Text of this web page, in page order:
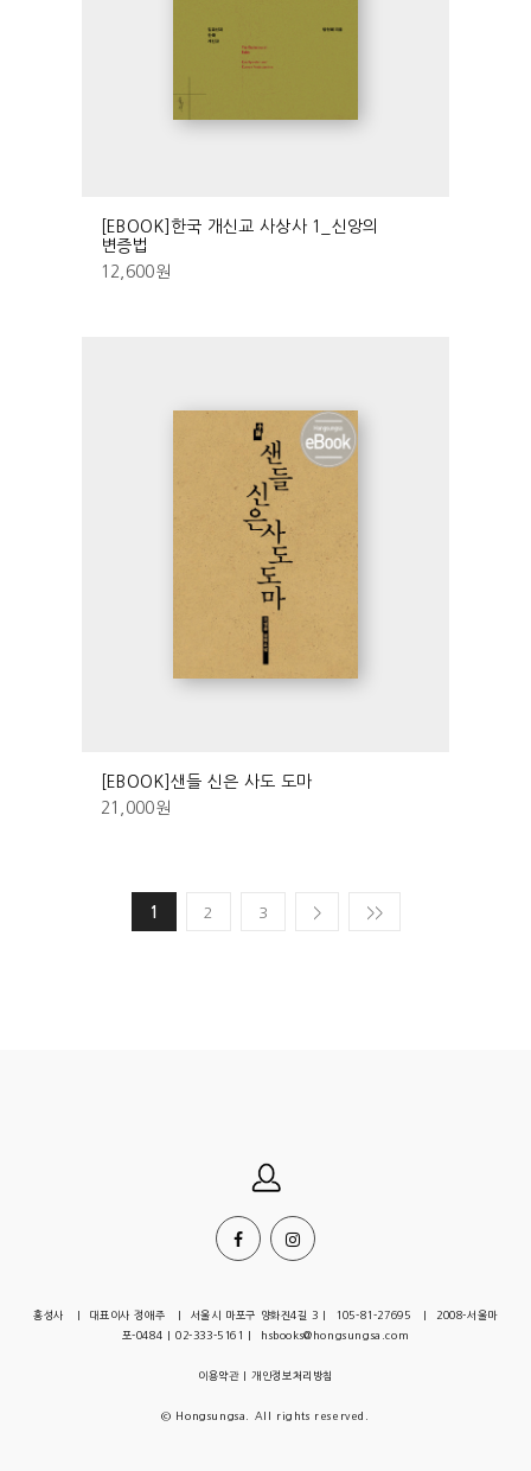
[EBOOK]한국 개신교 사상사 1_신앙의
변증법
12,600원
[EBOOK]샌들 신은 사도 도마
21,000원
1 2 3 > >>
홍성사 | 대표이사 정애주 | 서울시 마포구 양화진4길 3 | 105-81-27695 | 2008-서울마
포-0484 | 02-333-5161 | hsbooks@hongsungsa.com
이용약관|개인정보처리방침
© Hongsungsa. All rights reserved.